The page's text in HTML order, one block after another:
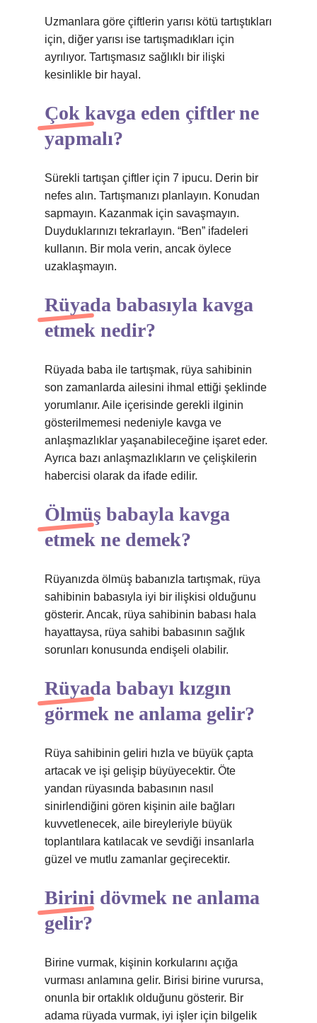
Uzmanlara göre çiftlerin yarısı kötü tartıştıkları
için, diğer yarısı ise tartışmadıkları için
ayrılıyor. Tartışmasız sağlıklı bir ilişki
kesinlikle bir hayal.
Çok kavga eden çiftler ne
yapmalı?
Sürekli tartışan çiftler için 7 ipucu. Derin bir
nefes alın. Tartışmanızı planlayın. Konudan
sapmayın. Kazanmak için savaşmayın.
Duyduklarınızı tekrarlayın. “Ben” ifadeleri
kullanın. Bir mola verin, ancak öylece
uzaklaşmayın.
Rüyada babasıyla kavga
etmek nedir?
Rüyada baba ile tartışmak, rüya sahibinin
son zamanlarda ailesini ihmal ettiği şeklinde
yorumlanır. Aile içerisinde gerekli ilginin
gösterilmemesi nedeniyle kavga ve
anlaşmazlıklar yaşanabileceğine işaret eder.
Ayrıca bazı anlaşmazlıkların ve çelişkilerin
habercisi olarak da ifade edilir.
Ölmüş babayla kavga
etmek ne demek?
Rüyanızda ölmüş babanızla tartışmak, rüya
sahibinin babasıyla iyi bir ilişkisi olduğunu
gösterir. Ancak, rüya sahibinin babası hala
hayattaysa, rüya sahibi babasının sağlık
sorunları konusunda endişeli olabilir.
Rüyada babayı kızgın
görmek ne anlama gelir?
Rüya sahibinin geliri hızla ve büyük çapta
artacak ve işi gelişip büyüyecektir. Öte
yandan rüyasında babasının nasıl
sinirlendiğini gören kişinin aile bağları
kuvvetlenecek, aile bireyleriyle büyük
toplantılara katılacak ve sevdiği insanlarla
güzel ve mutlu zamanlar geçirecektir.
Birini dövmek ne anlama
gelir?
Birine vurmak, kişinin korkularını açığa
vurması anlamına gelir. Birisi birine vurursa,
onunla bir ortaklık olduğunu gösterir. Bir
adama rüyada vurmak, iyi işler için bilgelik